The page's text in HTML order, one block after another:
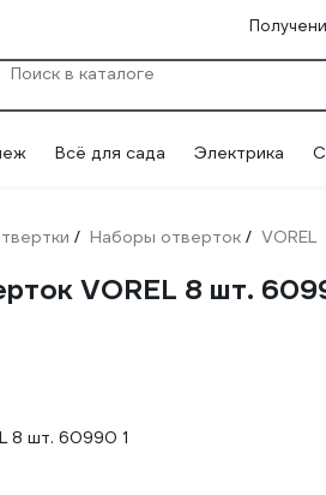
Всё для сада Электрика
/ Наборы отверток / VOREL
VOREL 8 шт.